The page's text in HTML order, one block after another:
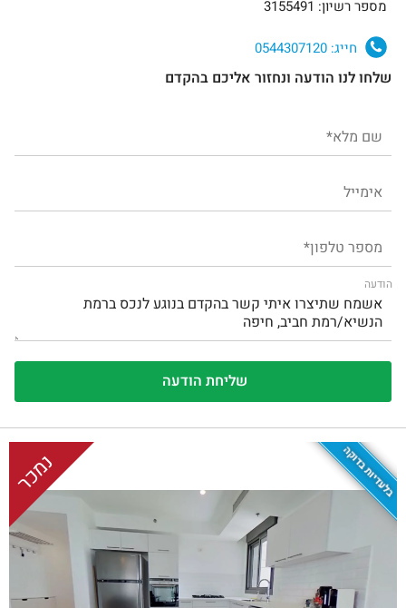
מספר רשיון: 3155491
חייג:
שלחו לנו הודעה ונחזור אליכם בהקדם
הודעה
בלעדיות בדוקה נמכר